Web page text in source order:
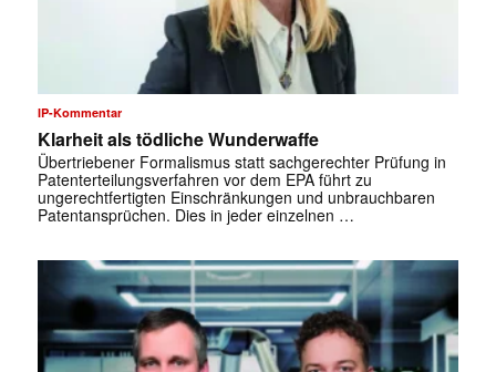
IP-Kommentar
Klarheit als tödliche Wunderwaffe
Übertriebener Formalismus statt sachgerechter Prüfung in
Patenterteilungsverfahren vor dem EPA führt zu
ungerechtfertigten Einschränkungen und unbrauchbaren
Patentansprüchen. Dies in jeder einzelnen …